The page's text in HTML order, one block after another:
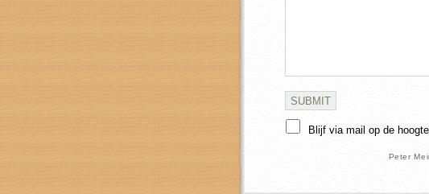
Blijf via mail op de
Peter